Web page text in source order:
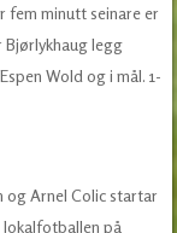
fem minutt seinare er
legg
Wold og i mål. 1-
og Arnel Colic startar
lokalfotballen på